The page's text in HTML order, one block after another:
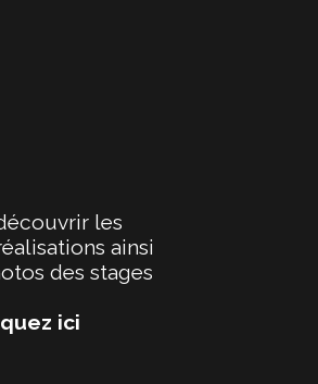
les
ainsi
des stages
ici